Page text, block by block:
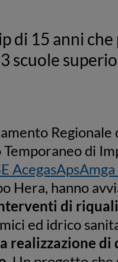
di 15 anni
scuole
Regionale
di
Hera, hanno
di
ed idrico
realizzazione di